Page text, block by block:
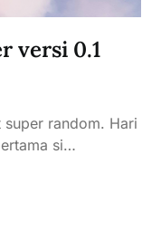
versi 0.1
random. Hari
si…